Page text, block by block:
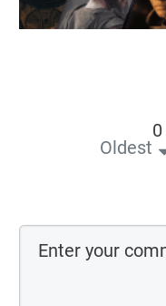
Oldest